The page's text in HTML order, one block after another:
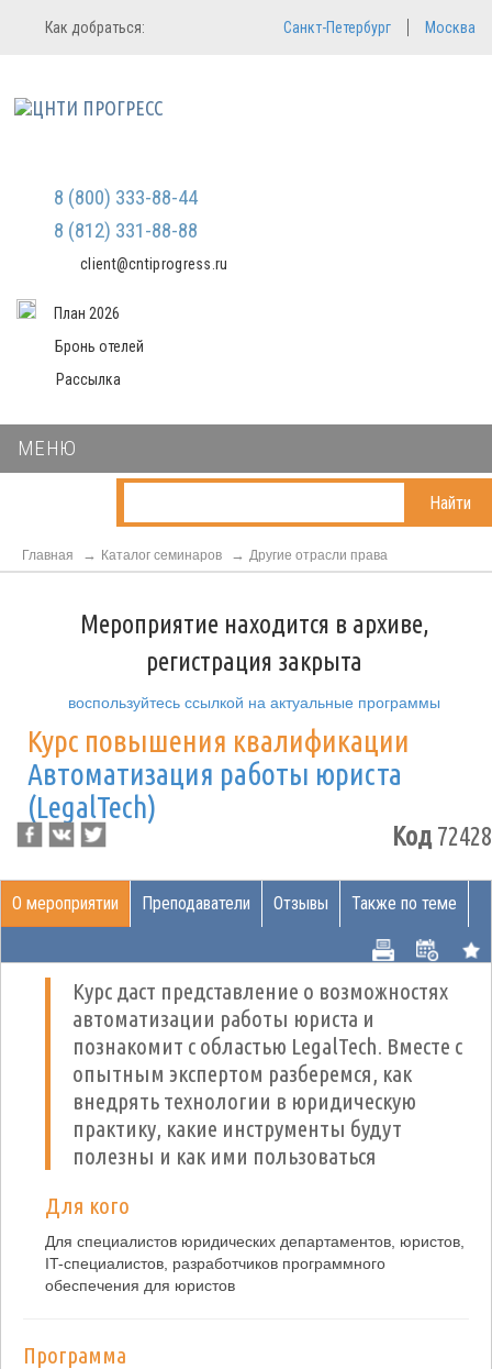
Регистрация
Мы не передаем ваши данные
третьим лицам и не рассылаем
Вход в систему
Как добраться: Санкт-Петербург Москва
8 (800) 333-88-44
8 (812) 331-88-88
client@cntiprogress.ru
План 2026
Бронь отелей
Рассылка
МЕНЮ
Найти
Главная Каталог семинаров Другие отрасли права
Мероприятие находится в архиве,
регистрация закрыта
воспользуйтесь ссылкой на актуальные программы
Курс повышения квалификации
Автоматизация работы юриста
(LegalTech)
Код72428
О мероприятии Преподаватели Отзывы Также по теме
Курс даст представление о возможностях
автоматизации работы юриста и
познакомит с областью LegalTech. Вместе с
опытным экспертом разберемся, как
внедрять технологии в юридическую
практику, какие инструменты будут
полезны и как ими пользоваться
Для кого
Для специалистов юридических департаментов, юристов,
IT-специалистов, разработчиков программного
обеспечения для юристов
Программа